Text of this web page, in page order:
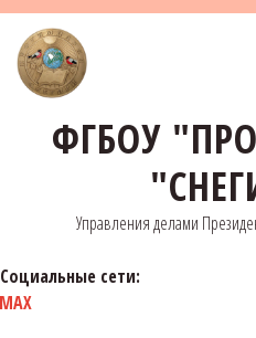
ФГБОУ
Управления делами
Социальные сети:
MAX